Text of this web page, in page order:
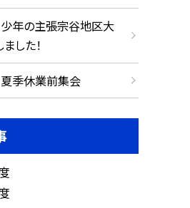
年の主張宗谷地区大
した！
季休業前集会